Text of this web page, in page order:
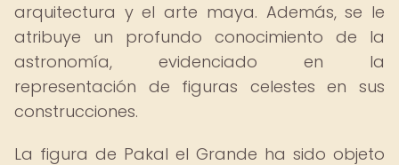
arquitectura y el arte maya. Además, se le
atribuye un profundo conocimiento de la
astronomía, evidenciado en la
representación de figuras celestes en sus
construcciones.
La figura de Pakal el Grande ha sido objeto